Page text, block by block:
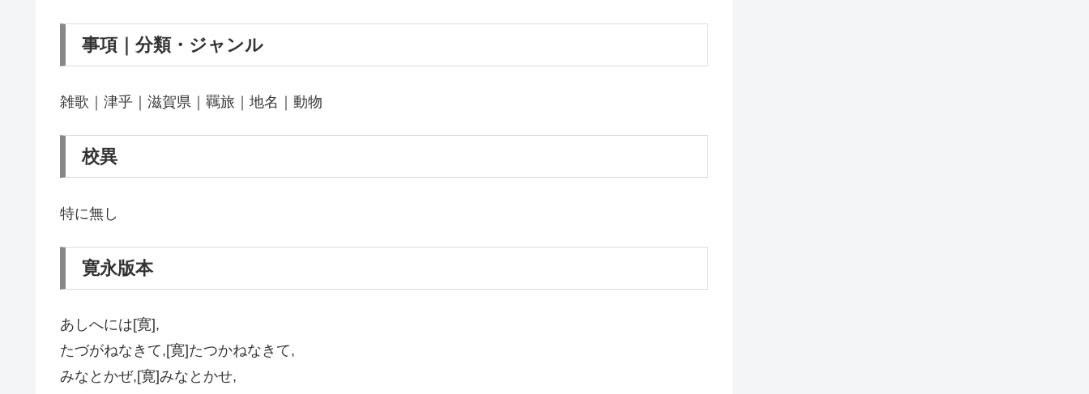
事項｜分類・ジャンル
雑歌｜津乎｜滋賀県｜羈旅｜地名｜動物
校異
特に無し
寛永版本
あしへには[寛],
たづがねなきて,[寛]たつかねなきて,
みなとかぜ,[寛]みなとかせ,